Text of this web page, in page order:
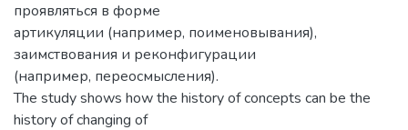
проявляться в форме
артикуляции (например, поименовывания),
заимствования и реконфигурации
(например, переосмысления).
The study shows how the history of concepts can be the
history of changing of